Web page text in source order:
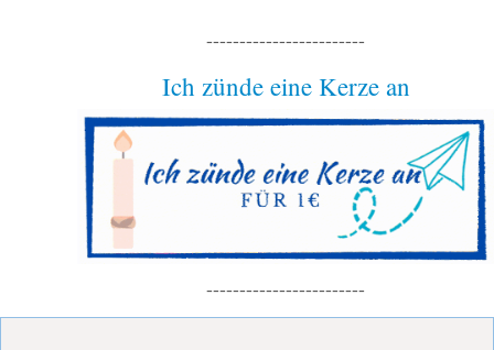
------------------------
Ich zünde eine Kerze an
------------------------